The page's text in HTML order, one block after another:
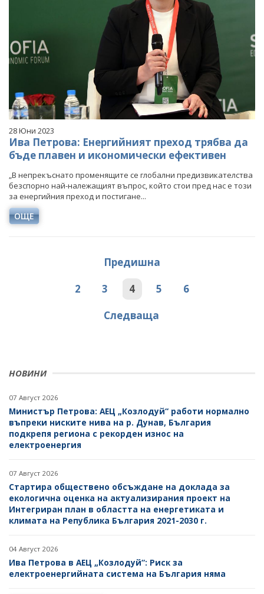
НОВИНИ
07 Август 2026
Министър Петрова: АЕЦ „Козлодуй“ работи нормално
въпреки ниските нива на р. Дунав, България
подкрепя региона с рекорден износ на
електроенергия
07 Август 2026
Стартира обществено обсъждане на доклада за
екологична оценка на актуализирания проект на
Интегриран план в областта на енергетиката и
климата на Република България 2021-2030 г.
04 Август 2026
Ива Петрова в АЕЦ „Козлодуй“: Риск за
електроенергийната система на България няма
28 Юни 2023
Ива Петрова: Енергийният преход трябва да
бъде плавен и икономически ефективен
„В непрекъснато променящите се глобални предизвикателства
безспорно най-належащият въпрос, който стои пред нас е този
за енергийния преход и постигане...
ОЩЕ
Предишна
2
3 4 5
6
Следваща